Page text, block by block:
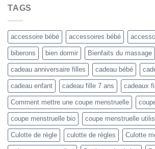
TAGS
accessoire bébé accessoires bébé
biberons bien dormir Bienfaits du massage
cadeau anniversaire filles cadeau bébé
cadeau enfant cadeau fille 7 ans cadeaux
Comment mettre une coupe menstruelle
coupe menstruelle bio coupe menstruelle
Culotte de règle culotte de règles Culotte